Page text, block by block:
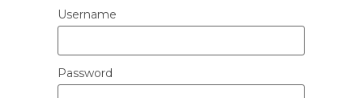
Username
Password